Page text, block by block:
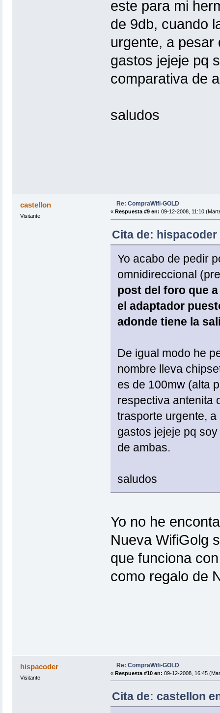
este para mi
de 9db, cuando
urgente, a pesar
gastos jejeje pq
comparativa de
saludos
castellon
Visitante
Re: CompraWifi-GOLD
« Respuesta #9 en: 09-12-2008, 11:10
Cita de: hispacoder
Yo acabo de pedir
omnidireccional
post del foro que
el adaptador
adonde tiene la
De igual modo he
nombre lleva
es de 100mw (alta
respectiva antenita
trasporte urgente,
gastos jejeje pq
de ambas.
saludos
Yo no he
Nueva WifiGolg
que funciona
como regalo de
hispacoder
Visitante
Re: CompraWifi-GOLD
« Respuesta #10 en: 09-12-2008, 16:45
Cita de: castellon